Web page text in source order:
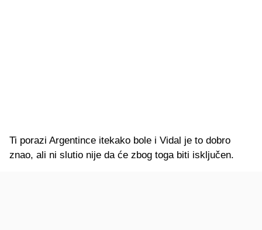
Ti porazi Argentince itekako bole i Vidal je to dobro
znao, ali ni slutio nije da će zbog toga biti isključen.